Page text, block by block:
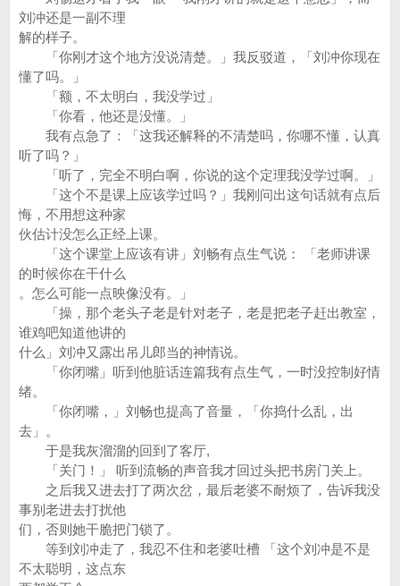
刘冲还是一副不理
解的样子。
「你刚才这个地方没说清楚。」我反驳道，「刘冲你现在
懂了吗。」
「额，不太明白，我没学过」
「你看，他还是没懂。」
我有点急了：「这我还解释的不清楚吗，你哪不懂，认真
听了吗？」
「听了，完全不明白啊，你说的这个定理我没学过啊。」
「这个不是课上应该学过吗？」我刚问出这句话就有点后
悔，不用想这种家
伙估计没怎么正经上课。
「这个课堂上应该有讲」刘畅有点生气说： 「老师讲课
的时候你在干什么
。怎么可能一点映像没有。」
「操，那个老头子老是针对老子，老是把老子赶出教室，
谁鸡吧知道他讲的
什么」刘冲又露出吊儿郎当的神情说。
「你闭嘴」听到他脏话连篇我有点生气，一时没控制好情
绪。
「你闭嘴，」刘畅也提高了音量，「你捣什么乱，出
去」。
于是我灰溜溜的回到了客厅,
「关门！」 听到流畅的声音我才回过头把书房门关上。
之后我又进去打了两次岔，最后老婆不耐烦了，告诉我没
事别老进去打扰他
们，否则她干脆把门锁了。
等到刘冲走了，我忍不住和老婆吐槽 「这个刘冲是不是
不太聪明，这点东